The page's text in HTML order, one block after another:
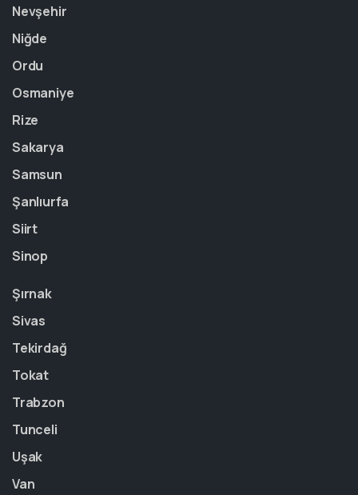
Nevşehir
Niğde
Ordu
Osmaniye
Rize
Sakarya
Samsun
Şanlıurfa
Siirt
Sinop
Şırnak
Sivas
Tekirdağ
Tokat
Trabzon
Tunceli
Uşak
Van